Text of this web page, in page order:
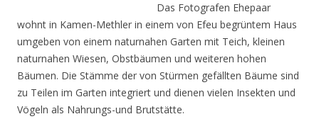
Das Fotografen Ehepaar
wohnt in Kamen-Methler in einem von Efeu begrüntem Haus
umgeben von einem naturnahen Garten mit Teich, kleinen
naturnahen Wiesen, Obstbäumen und weiteren hohen
Bäumen. Die Stämme der von Stürmen gefällten Bäume sind
zu Teilen im Garten integriert und dienen vielen Insekten und
Vögeln als Nahrungs-und Brutstätte.